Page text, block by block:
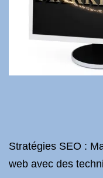
Stratégies SEO :
web avec des